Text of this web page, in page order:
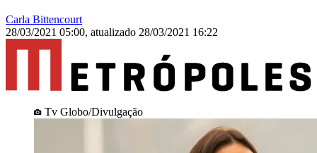
Carla Bittencourt
28/03/2021 05:00, atualizado 28/03/2021 16:22
Tv Globo/Divulgação